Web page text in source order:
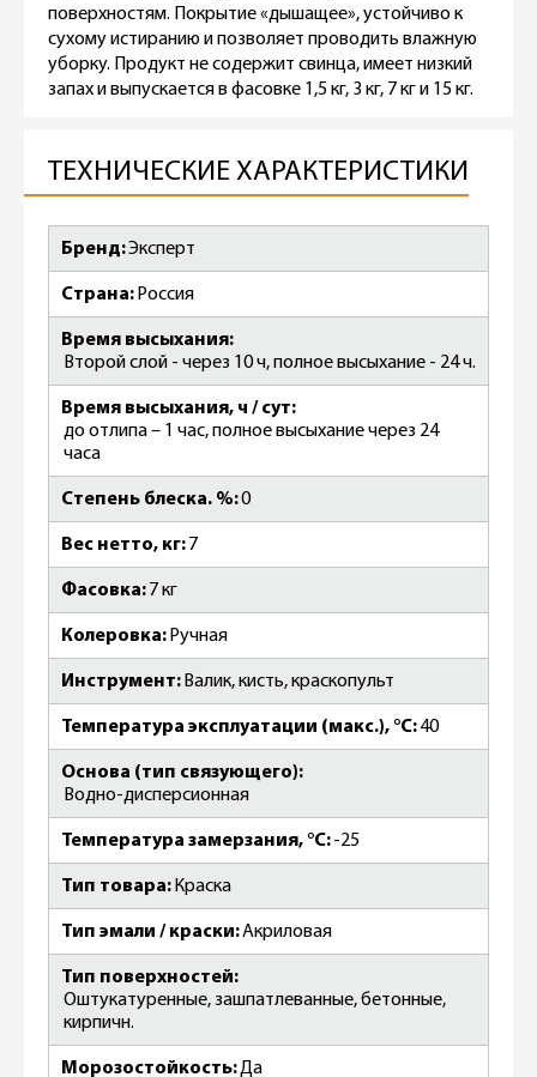
поверхностям. Покрытие «дышащее», устойчиво к
сухому истиранию и позволяет проводить влажную
уборку. Продукт не содержит свинца, имеет низкий
запах и выпускается в фасовке 1,5 кг, 3 кг, 7 кг и 15 кг.
ТЕХНИЧЕСКИЕ ХАРАКТЕРИСТИКИ
БрендЭксперт
Страна Россия
Время высыхания
Второй слой - через 10 ч, полное высыхание - 24 ч.
Время высыхания, ч / сут
до отлипа – 1 час, полное высыхание через 24
часа
Степень блеска. %0
Вес нетто, кг 7
Фасовка 7 кг
Колеровка Ручная
Инструмент Валик, кисть, краскопульт
Температура эксплуатации (макс.), °C 40
Основа (тип связующего)
Водно-дисперсионная
Температура замерзания, °C -25
Тип товара Краска
Тип эмали / краскиАкриловая
Тип поверхностей
Оштукатуренные, зашпатлеванные, бетонные,
кирпичн.
МорозостойкостьДа